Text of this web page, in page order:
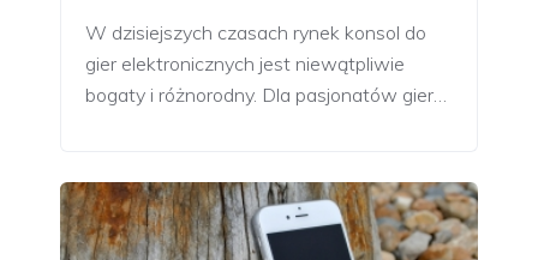
W dzisiejszych czasach rynek konsol do
gier elektronicznych jest niewątpliwie
bogaty i różnorodny. Dla pasjonatów gier…